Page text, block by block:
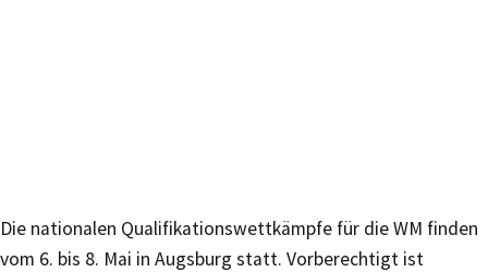
Die nationalen Qualifikationswettkämpfe für die WM finden
vom 6. bis 8. Mai in Augsburg statt. Vorberechtigt ist